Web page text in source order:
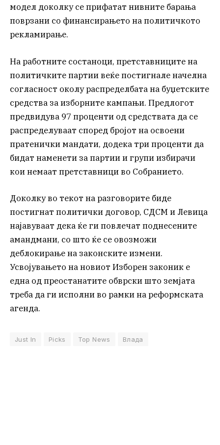
модел доколку се прифатат нивните барања
поврзани со финансирањето на политичкото
рекламирање.
На работните состаноци, претставниците на
политичките партии веќе постигнале начелна
согласност околу распределбата на буџетските
средства за изборните кампањи. Предлогот
предвидува 97 проценти од средствата да се
распределуваат според бројот на освоени
пратенички мандати, додека три проценти да
бидат наменети за партии и групи избирачи
кои немаат претставници во Собранието.
Доколку во текот на разговорите биде
постигнат политички договор, СДСМ и Левица
најавуваат дека ќе ги повлечат поднесените
амандмани, со што ќе се овозможи
деблокирање на законските измени.
Усвојувањето на новиот Изборен законик е
една од преостанатите обврски што земјата
треба да ги исполни во рамки на реформската
агенда.
Just In Picks Top News Влада